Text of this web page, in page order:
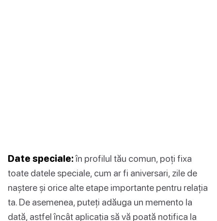
Date speciale:în profilul tău comun, poți fixa
toate datele speciale, cum ar fi aniversari, zile de
naștere și orice alte etape importante pentru relația
ta. De asemenea, puteți adăuga un memento la
dată, astfel încât aplicația să vă poată notifica la